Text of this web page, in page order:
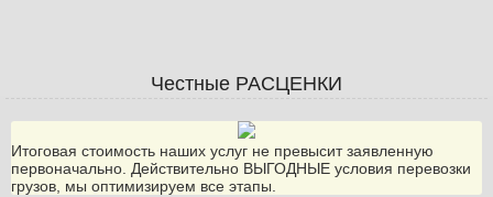
Честные РАСЦЕНКИ
Итоговая стоимость наших услуг не превысит заявленную
первоначально. Действительно ВЫГОДНЫЕ условия перевозки
грузов, мы оптимизируем все этапы.